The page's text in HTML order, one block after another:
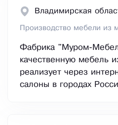
Владимирская
Производство мебели из
Фабрика "Муром-
качественную мебель
реализует через
салоны в городах